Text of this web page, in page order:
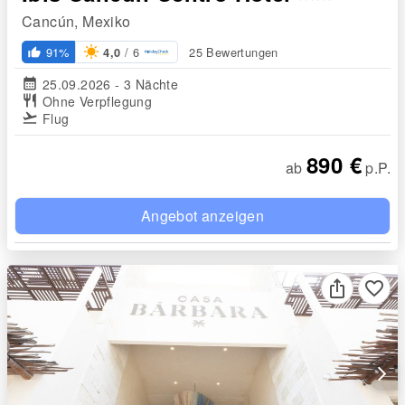
Cancún, Mexiko
thumb_up_alt 91% 4,0 / 6 25 Bewertungen
calendar_month 25.09.2026 - 3 Nächte
restaurant Ohne Verpflegung
flight_takeoff Flug
ab 890 € p.P.
Angebot anzeigen
arrow_forward_ios
favorite_border